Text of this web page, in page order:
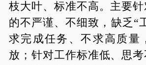
枝大叶、标准不高。主要
的不严谨、不细致，缺乏“
求完成任务、不求高质量
放；针对工作标准低、思